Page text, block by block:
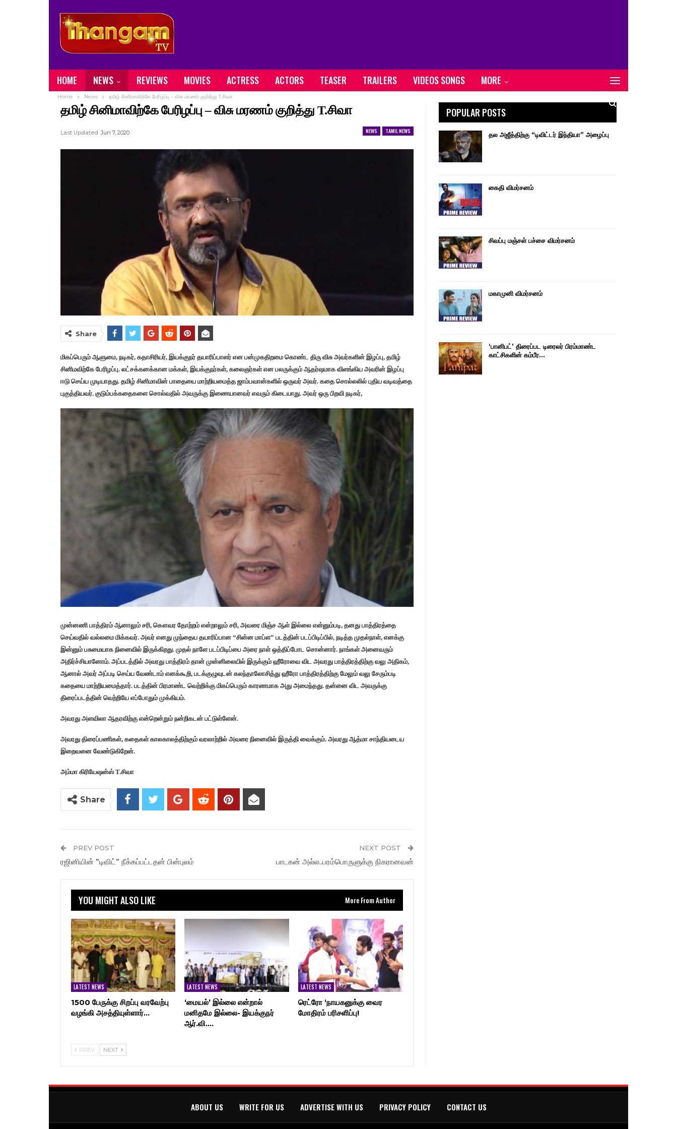
HOME NEWS REVIEWS MOVIES ACTRESS ACTORS TEASER TRAILERS VIDEOS SONGS MORE
Home News தமிழ் சினிமாவிற்கே பேரிழப்பு – விசு மரணம் குறித்து T.சிவா
தமிழ் சினிமாவிற்கே பேரிழப்பு – விசு மரணம் குறித்து T.சிவா
NEWS TAMIL NEWS
Last Updated Jun 7, 2020
Share
மிகப்பெரும் ஆளுமை, நடிகர், கதாசிரியர், இயக்குநர் தயாரிப்பாளர் என பன்முகதிறமை கொண்ட திரு விசு அவர்களின் இழப்பு, தமிழ்
சினிமவிற்கே பேரிழப்பு. லட்சக்கனக்கான மக்கள், இயக்குநர்கள், கலைஞர்கள் என பலருக்கும் ஆதர்ஷமாக விளங்கிய அவரின் இழப்பு
ஈடு செய்ய முடியாதது. தமிழ் சினிமாவின் பாதையை மாற்றியமைத்த ஜாம்பவான்களில் ஒருவர் அவர். கதை சொல்லலில் புதிய வடிவத்தை
புகுத்தியவர். குடும்பக்கதைகளை சொல்வதில் அவருக்கு இணையானவர் எவரும் கிடையாது. அவர் ஒரு பிறவி நடிகர்,
முன்னணி பாத்திரம் ஆனாலும் சரி, கௌவர தோற்றம் என்றாலும் சரி, அவரை மிஞ்ச ஆள் இல்லை என்னும்படி, தனது பாத்திரத்தை
செய்வதில் வல்லமை மிக்கவர். அவர் எனது முந்தைய தயாரிப்பான “சின்ன மாப்ள” படத்தின் படப்பிடிப்பில், நடித்த முதல்நாள், எனக்கு
இன்னும் பசுமையாக நினைவில் இருக்கிறது. முதல் நாளே படப்பிடிப்பை அரை நாள் ஒத்திப்போட சொன்னார். நாங்கள் அனைவரும்
அதிர்ச்சியானோம். அப்படத்தில் அவரது பாத்திரம் தான் முன்னிலையில் இருக்கும் ஹீரோவை விட அவரது பாத்திரத்திற்கு வலு அதிகம்,
ஆனால் அவர் அப்படி செய்ய வேண்டாம் எனக்கூறி, படக்குழுவுடன் கலந்தாலோசித்து ஹீரோ பாத்திரத்திற்கு மேலும் வலு சேரும்படி
கதையை மாற்றியமைத்தார். படத்தின் பிரமாண்ட வெற்றிக்கு மிகப்பெரும் காரணமாக அது அமைந்தது. தன்னை விட அவருக்கு
திரைப்படத்தின் வெற்றியே எப்போதும் முக்கியம்.
அவரது அளவிலா ஆதரவிற்கு என்றென்றும் நன்றிகடன் பட்டுள்ளேன்.
அவரது திரைப்பணிகள், கதைகள் காலகாலத்திற்கும் வரலாற்றில் அவரை நினைவில் இருத்தி வைக்கும். அவரது ஆத்மா சாந்தியடைய
இறைவனை வேண்டுகிறேன்.
அம்மா கிரியேஷன்ஸ் T.சிவா
Share
PREV POST
ரஜினியின் ”டிவிட்” நீக்கப்பட்டதன் பின்புலம்
NEXT POST
பாடகன் அல்ல..பரம்பொருளுக்கு நிகரானவன்
YOU MIGHT ALSO LIKE More From Author
LATEST NEWS
1500 பேருக்கு சிறப்பு வரவேற்பு
வழங்கி அசத்தியுள்ளார்…
LATEST NEWS
‘மையல்’ இல்லை என்றால்
மனிதமே இல்லை- இயக்குநர்
ஆர்.வி.…
LATEST NEWS
ரெட்ரோ ‘நாயகனுக்கு வைர
மோதிரம் பரிசளிப்பு!
PREV NEXT
POPULAR POSTS
தல அஜீத்திற்கு “டிவிட்டர் இந்தியா” அழைப்பு
கைதி விமர்சனம்
சிவப்பு மஞ்சள் பச்சை விமர்சனம்
மகாமுனி விமர்சனம்
‘பானிபட்’ திரைப்பட டிரைலர் பிரம்மாண்ட
காட்சிகளின் கம்பீர…
ABOUT US WRITE FOR US ADVERTISE WITH US PRIVACY POLICY CONTACT US